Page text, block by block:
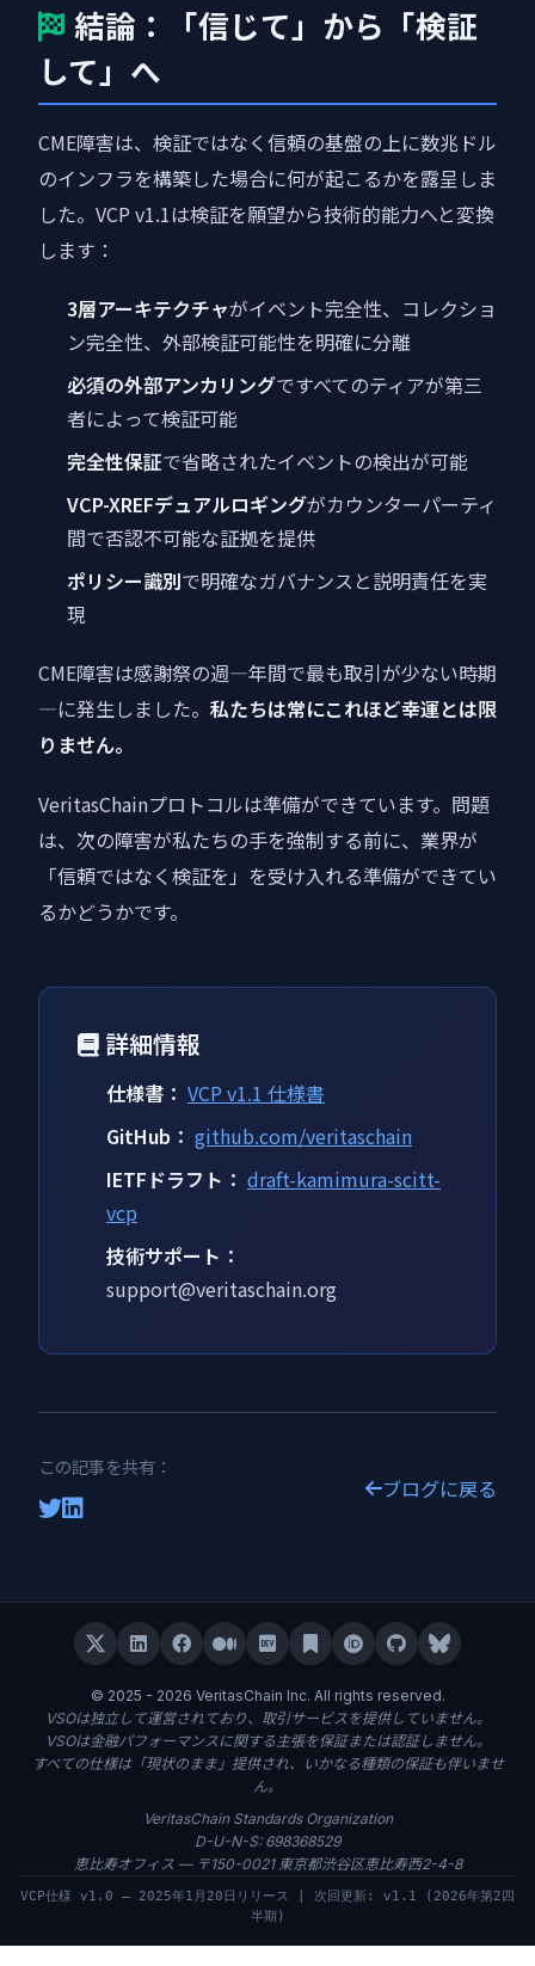
結論：「信じて」から「検証
して」へ
CME障害は、検証ではなく信頼の基盤の上に数兆ドル
のインフラを構築した場合に何が起こるかを露呈しま
した。VCP v1.1は検証を願望から技術的能力へと変換
します：
3層アーキテクチャがイベント完全性、コレクショ
ン完全性、外部検証可能性を明確に分離
必須の外部アンカリングですべてのティアが第三
者によって検証可能
完全性保証で省略されたイベントの検出が可能
VCP-XREFデュアルロギングがカウンターパーティ
間で否認不可能な証拠を提供
ポリシー識別で明確なガバナンスと説明責任を実
現
CME障害は感謝祭の週—年間で最も取引が少ない時期
—に発生しました。 私たちは常にこれほど幸運とは限
りません。
VeritasChainプロトコルは準備ができています。問題
は、次の障害が私たちの手を強制する前に、業界が
「信頼ではなく検証を」を受け入れる準備ができてい
るかどうかです。
詳細情報
仕様書： VCP v1.1 仕様書
GitHub： github.com/veritaschain
IETFドラフト： draft-kamimura-scitt-
vcp
技術サポート：
support@veritaschain.org
この記事を共有：
ブログに戻る
© 2025 - 2026 VeritasChain Inc. All rights reserved.
VSOは独立して運営されており、取引サービスを提供していません。
VSOは金融パフォーマンスに関する主張を保証または認証しません。
すべての仕様は「現状のまま」提供され、いかなる種類の保証も伴いませ
ん。
VeritasChain Standards Organization
D-U-N-S: 698368529
恵比寿オフィス — 〒150-0021 東京都渋谷区恵比寿西2-4-8
VCP仕様 v1.0 — 2025年1月20日リリース | 次回更新: v1.1 (2026年第2四
半期)